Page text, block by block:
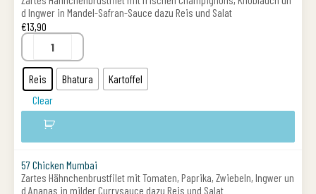
d Ingwer in Mandel-Safran-Sauce dazu Reis und Salat
€13,90
Reis Bhatura
Kartoffel
Clear
57 Chicken Mumbai
Zartes Hähnchenbrustfilet mit Tomaten, Paprika, Zwiebeln, Ingwer un
d Ananas in milder Currysauce dazu Reis und Salat